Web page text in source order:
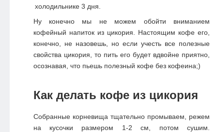
холодильнике 3 дня.
Ну конечно мы не можем обойти вниманием
кофейный напиток из цикория. Настоящим кофе его,
конечно, не назовешь, но если учесть все полезные
свойства цикория, то пить его будет вдвойне приятно,
осознавая, что пьешь полезный кофе без кофеина;)
Как делать кофе из цикория
Собранные корневища тщательно промываем, режем
на кусочки размером 1-2 см, потом сушим.